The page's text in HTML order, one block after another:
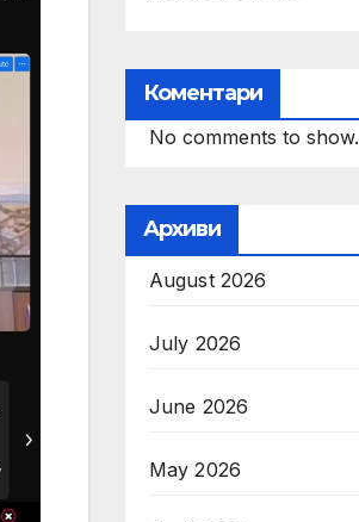
Коментари
No comments to show.
Архиви
August 2026
July 2026
June 2026
May 2026